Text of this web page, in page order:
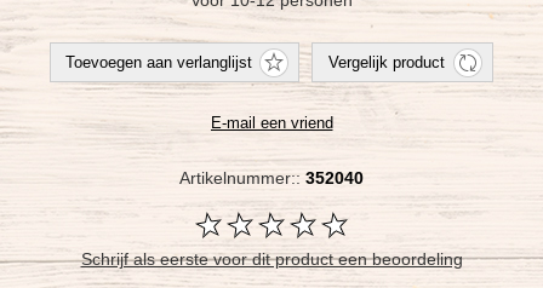
Artikelnummer:: 352040
Schrijf als eerste voor dit product een beoordeling